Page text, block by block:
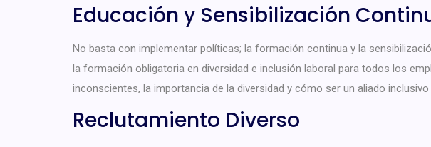
Educación y Sensibilización
No basta con implementar políticas; la formación continua y la
la formación obligatoria en diversidad e inclusión laboral para todos los
inconscientes, la importancia de la diversidad y cómo ser un aliado inclusivo
Reclutamiento Diverso